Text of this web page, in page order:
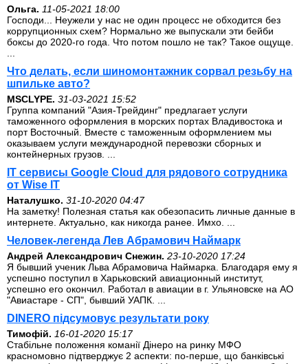
Ольга. 11-05-2021 18:00
Господи... Неужели у нас не один процесс не обходится без
коррупционных схем? Нормально же выпускали эти бейби
боксы до 2020-го года. Что потом пошло не так? Такое ощуще.
Что делать, если шиномонтажник сорвал резьбу на
шпильке авто?
MSCLYPE. 31-03-2021 15:52
Группа компаний "Азия-Трейдинг" предлагает услуги
таможенного оформления в морских портах Владивостока и
порт Восточный. Вместе с таможенным оформлением мы
оказываем услуги международной перевозки сборных и
контейнерных грузов. ...
IT сервисы Google Cloud для рядового сотрудника
от Wise IT
Наталушко. 31-10-2020 04:47
На заметку! Полезная статья как обезопасить личные данные в
интернете. Актуально, как никогда ранее. Имхо. ...
Человек-легенда Лев Абрамович Наймарк
Андрей Александрович Снежин. 23-10-2020 17:24
Я бывший ученик Льва Абрамовича Наймарка. Благодаря ему я
успешно поступил в Харьковский авиационный институт,
успешно его окончил. Работал в авиации в г. Ульяновске на АО
"Авиастаре - СП", бывший УАПК. ...
DINERO підсумовує результати року
Тимофій. 16-01-2020 15:17
Стабільне положення команії Дінеро на ринку МФО
красномовно підтверджує 2 аспекти: по-перше, що банківські